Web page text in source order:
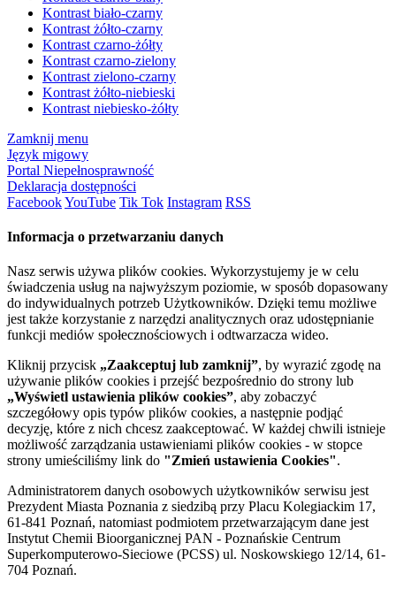
Kontrast biało-czarny
Kontrast żółto-czarny
Kontrast czarno-żółty
Kontrast czarno-zielony
Kontrast zielono-czarny
Kontrast żółto-niebieski
Kontrast niebiesko-żółty
Zamknij menu
Język migowy
Portal Niepełnosprawność
Deklaracja dostępności
FacebookYouTube Tik Tok Instagram RSS
Informacja o przetwarzaniu danych
Nasz serwis używa plików cookies. Wykorzystujemy je w celu
świadczenia usług na najwyższym poziomie, w sposób dopasowany
do indywidualnych potrzeb Użytkowników. Dzięki temu możliwe
jest także korzystanie z narzędzi analitycznych oraz udostępnianie
funkcji mediów społecznościowych i odtwarzacza wideo.
Kliknij przycisk „Zaakceptuj lub zamknij”, by wyrazić zgodę na
używanie plików cookies i przejść bezpośrednio do strony lub
„Wyświetl ustawienia plików cookies”, aby zobaczyć
szczegółowy opis typów plików cookies, a następnie podjąć
decyzję, które z nich chcesz zaakceptować. W każdej chwili istnieje
możliwość zarządzania ustawieniami plików cookies - w stopce
strony umieściliśmy link do "Zmień ustawienia Cookies".
Administratorem danych osobowych użytkowników serwisu jest
Prezydent Miasta Poznania z siedzibą przy Placu Kolegiackim 17,
61-841 Poznań, natomiast podmiotem przetwarzającym dane jest
Instytut Chemii Bioorganicznej PAN - Poznańskie Centrum
Superkomputerowo-Sieciowe (PCSS) ul. Noskowskiego 12/14, 61-
704 Poznań.